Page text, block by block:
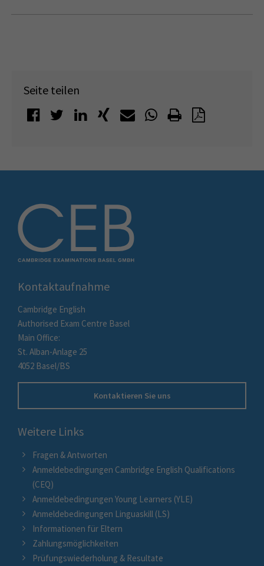
Seite teilen
Kontaktaufnahme
Cambridge English
Authorised Exam Centre Basel
Main Office:
St. Alban-Anlage 25
4052 Basel/BS
Kontaktieren Sie uns
Weitere Links
Fragen & Antworten
Anmeldebedingungen Cambridge English Qualifications
(CEQ)
Anmeldebedingungen Young Learners (YLE)
Anmeldebedingungen Linguaskill (LS)
Informationen für Eltern
Zahlungsmöglichkeiten
Prüfungswiederholung & Resultate